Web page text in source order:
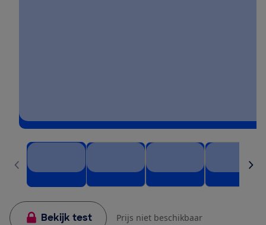
Bekijk test Prijs niet beschikbaar